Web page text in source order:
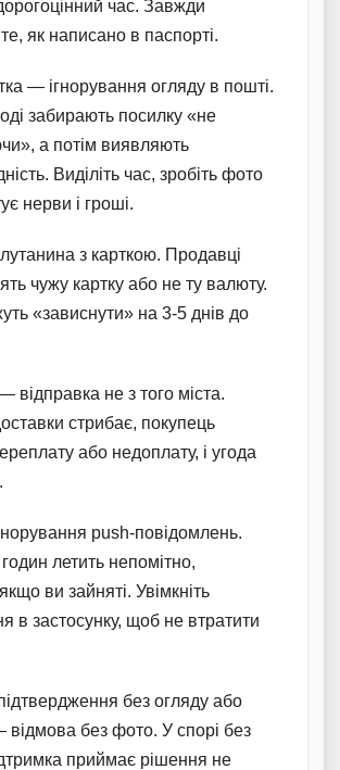
час. Завжди
як написано в паспорті.
— ігнорування огляду в пошті.
забирають посилку «не
а потім виявляють
Виділіть час, зробіть фото
нерви і гроші.
з карткою. Продавці
чужу картку або не ту валюту.
«зависнути» на 3-5 днів до
відправка не з того міста.
стрибає, покупець
або недоплату, і угода
push-повідомлень.
летить непомітно,
ви зайняті. Увімкніть
в застосунку, щоб не втратити
без огляду або
відмова без фото. У спорі без
приймає рішення не